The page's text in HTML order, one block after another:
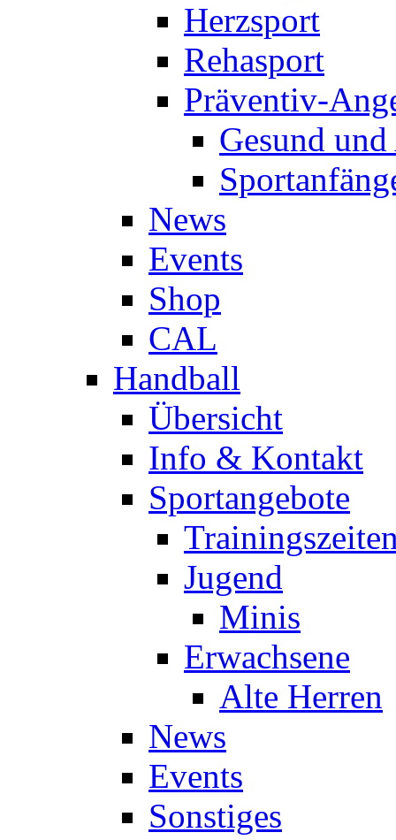
Herzsport
Rehasport
Präventiv-
Gesund
News
Events
Shop
CAL
Handball
Übersicht
Info & Kontakt
Sportangebote
Jugend
Minis
Erwachsene
Alte Herren
News
Events
Sonstiges